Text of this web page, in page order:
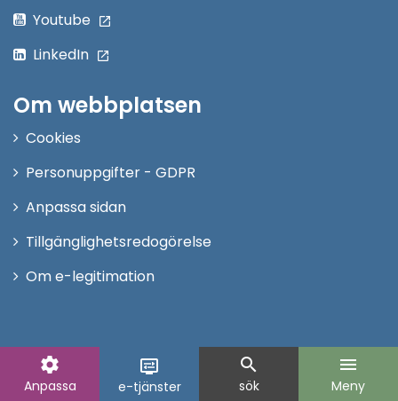
settings
Anpassa
display_settings
e-tjänster
search
sök
menu
Meny
Youtube
LinkedIn
Om webbplatsen
Cookies
Personuppgifter - GDPR
Anpassa sidan
Tillgänglighetsredogörelse
Om e-legitimation